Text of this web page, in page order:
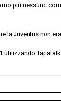
più nessuno
la Juventus non
utilizzando Tapatalk